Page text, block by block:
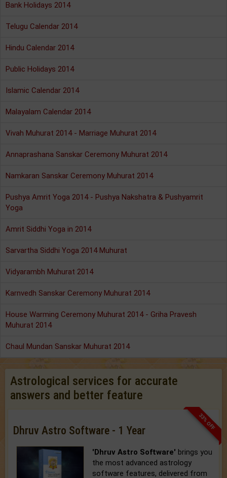
Bank Holidays 2014
Telugu Calendar 2014
Hindu Calendar 2014
Public Holidays 2014
Islamic Calendar 2014
Malayalam Calendar 2014
Vivah Muhurat 2014 - Marriage Muhurat 2014
Annaprashana Sanskar Ceremony Muhurat 2014
Namkaran Sanskar Ceremony Muhurat 2014
Pushya Amrit Yoga 2014 - Pushya Nakshatra & Pushyamrit
Yoga
Amrit Siddhi Yoga in 2014
Sarvartha Siddhi Yoga 2014 Muhurat
Vidyarambh Muhurat 2014
Karnvedh Sanskar Ceremony Muhurat 2014
House Warming Ceremony Muhurat 2014 - Griha Pravesh
Muhurat 2014
Chaul Mundan Sanskar Muhurat 2014
Astrological services for accurate
answers and better feature
33% OFF
Dhruv Astro Software - 1 Year
'Dhruv Astro Software' brings you
the most advanced astrology
software features, delivered from